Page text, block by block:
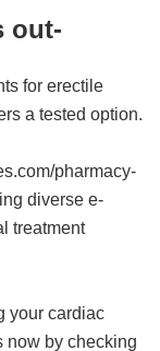
out-
for erectile
a tested option.
pharmacy-
diverse e-
treatment
your cardiac
now by checking